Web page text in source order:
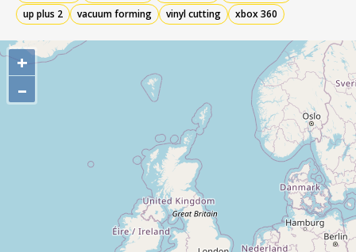
up plus 2
vacuum forming vinyl cutting xbox 360
+
–